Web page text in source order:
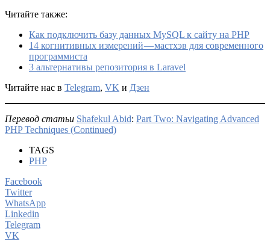
Читайте также:
Как подключить базу данных MySQL к сайту на PHP
14 когнитивных измерений — мастхэв для современного
программиста
3 альтернативы репозитория в Laravel
Читайте нас в Telegram, VK и Дзен
Перевод статьи Shafekul Abid: Part Two: Navigating Advanced
PHP Techniques (Continued)
TAGS
PHP
Facebook
Twitter
WhatsApp
Linkedin
Telegram
VK